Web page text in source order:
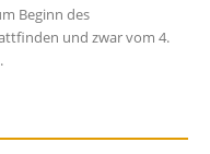
Beginn des
und zwar vom 4.